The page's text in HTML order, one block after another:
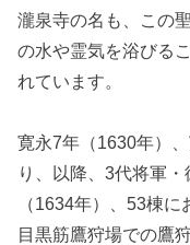
瀧泉寺の名も、この
の水や霊気を浴びる
れています。
寛永7年（1630年）
り、以降、3代将軍
（1634年）、53棟
目黒筋鷹狩場での鷹